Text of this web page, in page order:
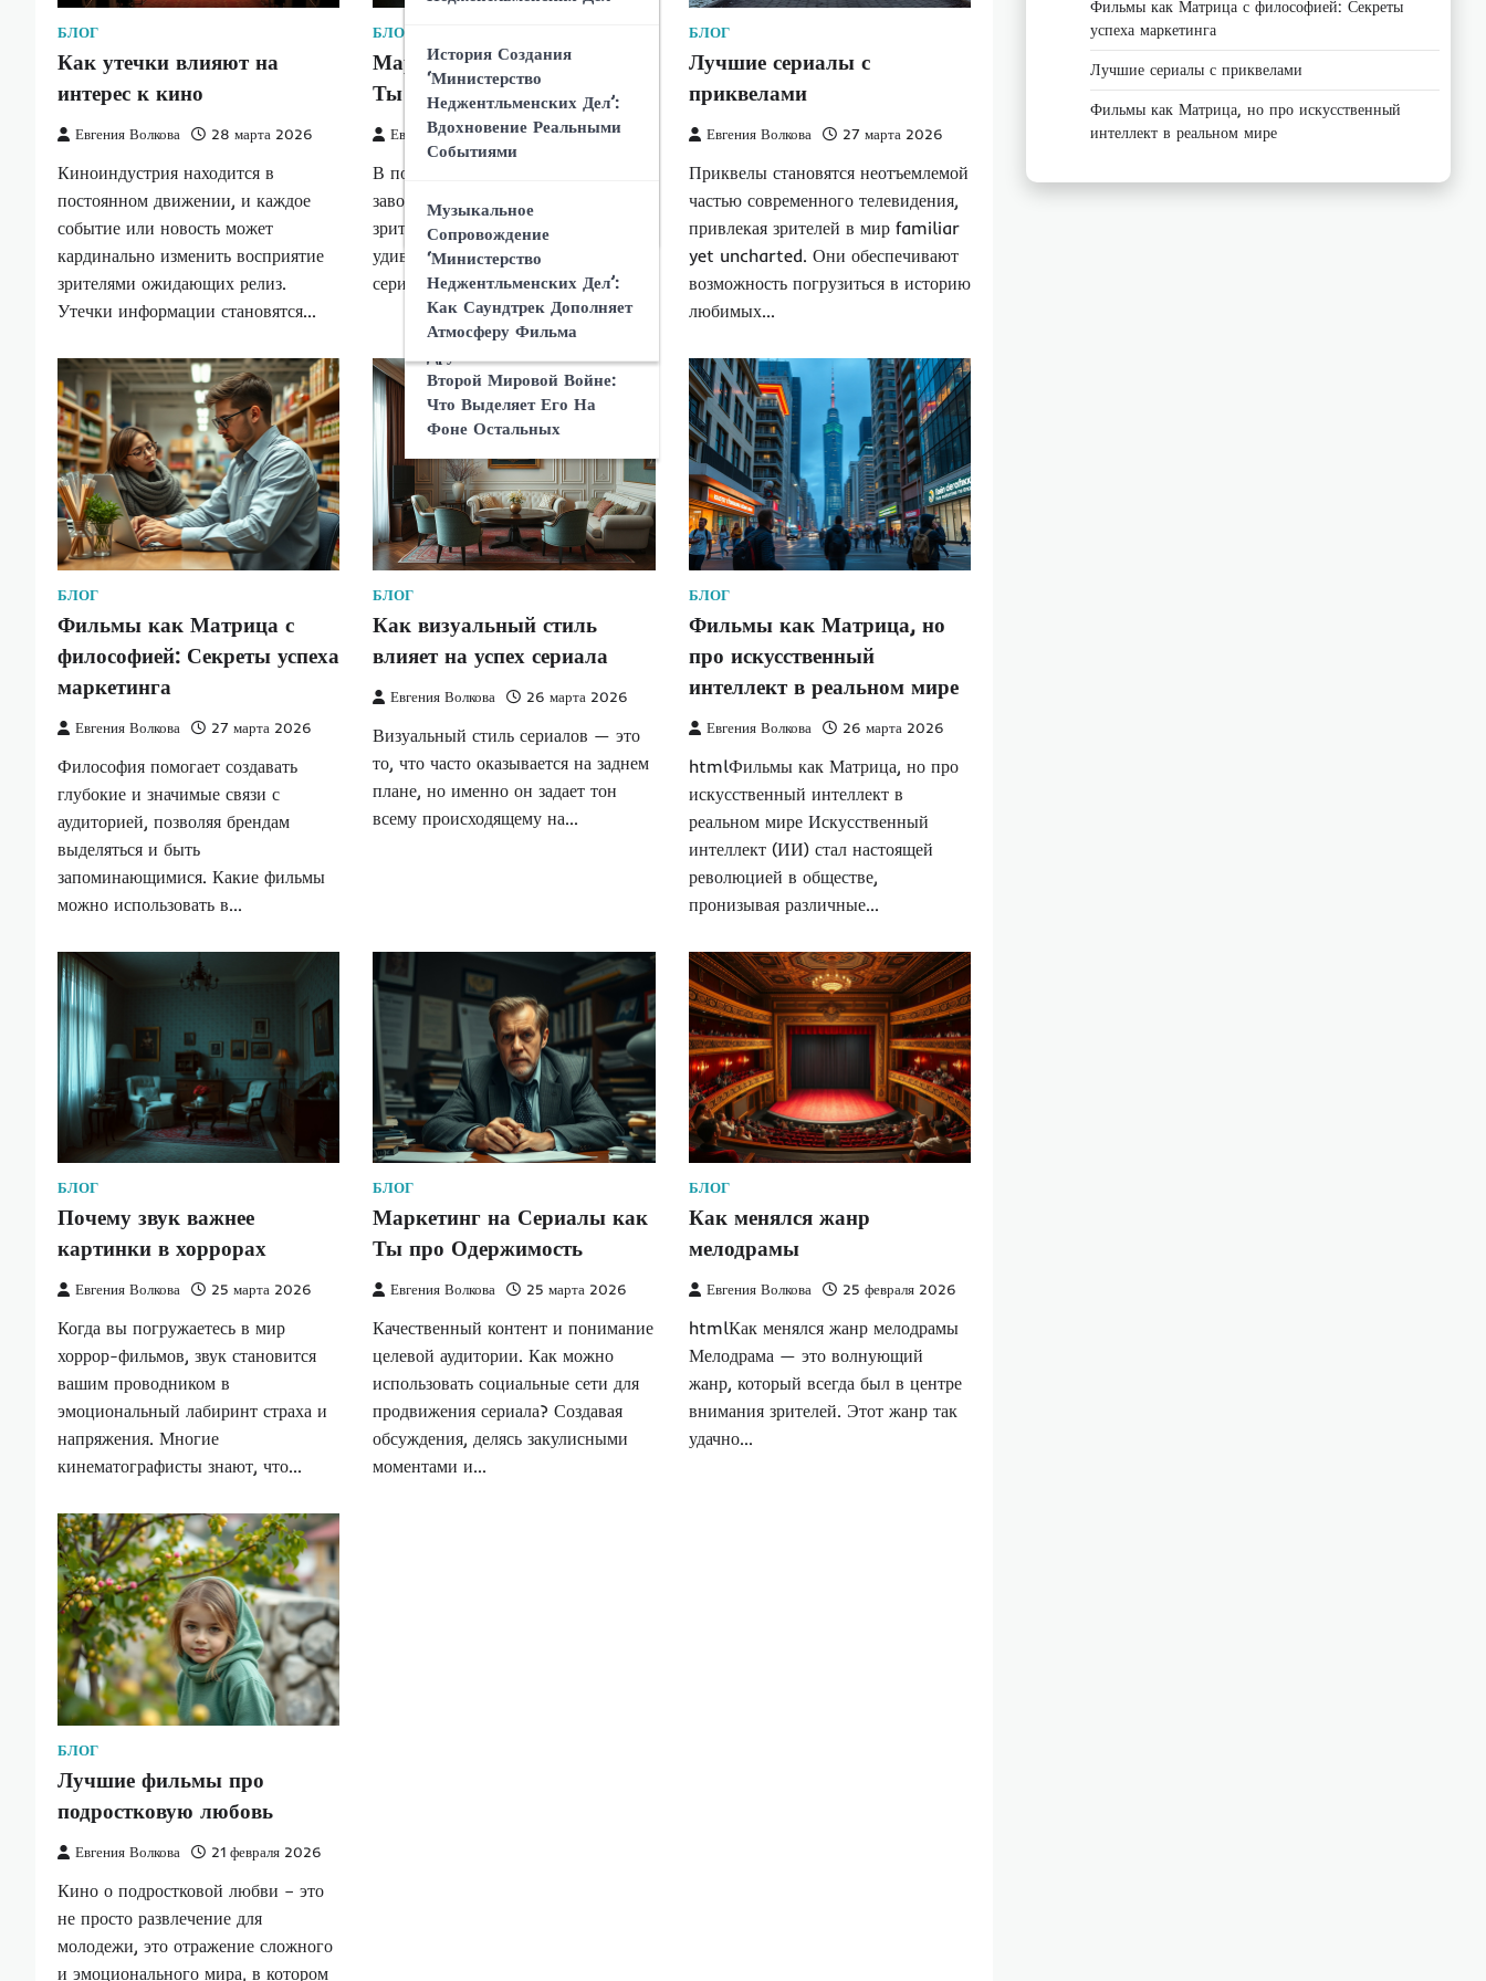
Что Делает Фильм
Шпионского Боевика
Роль Генри Кавилла В
‘Министерство
Образ Агента
На Восприятие Секретных
Операций Второй
Мировой Войны
Реакция Критиков И
‘Министерство
Неджентльменских Дел’:
Обзор Отзывов
Сравнение ‘Министерство
Неджентльменских Дел’ С
Второй Мировой Войне:
Что Выделяет Его На
Фоне Остальных
История Создания
‘Министерство
Неджентльменских Дел’:
Вдохновение Реальными
Событиями
Музыкальное
Сопровождение
‘Министерство
Неджентльменских Дел’:
Как Саундтрек Дополняет
Атмосферу Фильма
БЛОГ
Как утечки влияют на
интерес к кино
Евгения Волкова 28 марта 2026
Киноиндустрия находится в
постоянном движении, и каждое
событие или новость может
кардинально изменить восприятие
зрителями ожидающих релиз.
Утечки информации становятся…
БЛОГ
Маркетинг на Сериалы как
Ты про одержимость
Евгения Волкова 28 марта 2026
В последние годы формат сериалов
завоевал сердца миллионов
зрителей по всему миру. Это не
удивительно, ведь каждый новый
сериал предлагает…
БЛОГ
Лучшие сериалы с
приквелами
Евгения Волкова 27 марта 2026
Приквелы становятся неотъемлемой
частью современного телевидения,
привлекая зрителей в мир familiar
yet uncharted. Они обеспечивают
возможность погрузиться в историю
любимых…
БЛОГ
Фильмы как Матрица с
философией: Секреты успеха
маркетинга
Евгения Волкова 27 марта 2026
Философия помогает создавать
глубокие и значимые связи с
аудиторией, позволяя брендам
выделяться и быть
запоминающимися. Какие фильмы
можно использовать в…
БЛОГ
Как визуальный стиль
влияет на успех сериала
Евгения Волкова 26 марта 2026
Визуальный стиль сериалов — это
то, что часто оказывается на заднем
плане, но именно он задает тон
всему происходящему на…
БЛОГ
Фильмы как Матрица, но
про искусственный
интеллект в реальном мире
Евгения Волкова 26 марта 2026
htmlФильмы как Матрица, но про
искусственный интеллект в
реальном мире Искусственный
интеллект (ИИ) стал настоящей
революцией в обществе,
пронизывая различные…
БЛОГ
Почему звук важнее
картинки в хоррорах
Евгения Волкова 25 марта 2026
Когда вы погружаетесь в мир
хоррор-фильмов, звук становится
вашим проводником в
эмоциональный лабиринт страха и
напряжения. Многие
кинематографисты знают, что…
БЛОГ
Маркетинг на Сериалы как
Ты про Одержимость
Евгения Волкова 25 марта 2026
Качественный контент и понимание
целевой аудитории. Как можно
использовать социальные сети для
продвижения сериала? Создавая
обсуждения, делясь закулисными
моментами и…
БЛОГ
Как менялся жанр
мелодрамы
Евгения Волкова 25 февраля 2026
htmlКак менялся жанр мелодрамы
Мелодрама — это волнующий
жанр, который всегда был в центре
внимания зрителей. Этот жанр так
удачно…
БЛОГ
Лучшие фильмы про
подростковую любовь
Евгения Волкова 21 февраля 2026
Кино о подростковой любви – это
не просто развлечение для
молодежи, это отражение сложного
и эмоционального мира, в котором
Фильмы как Матрица с философией: Секреты
успеха маркетинга
Лучшие сериалы с приквелами
Фильмы как Матрица, но про искусственный
интеллект в реальном мире